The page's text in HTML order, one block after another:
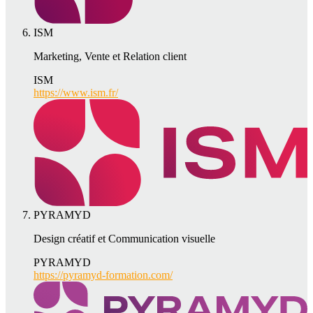
ISM
Marketing, Vente et Relation client
ISM
https://www.ism.fr/
PYRAMYD
Design créatif et Communication visuelle
PYRAMYD
https://pyramyd-formation.com/